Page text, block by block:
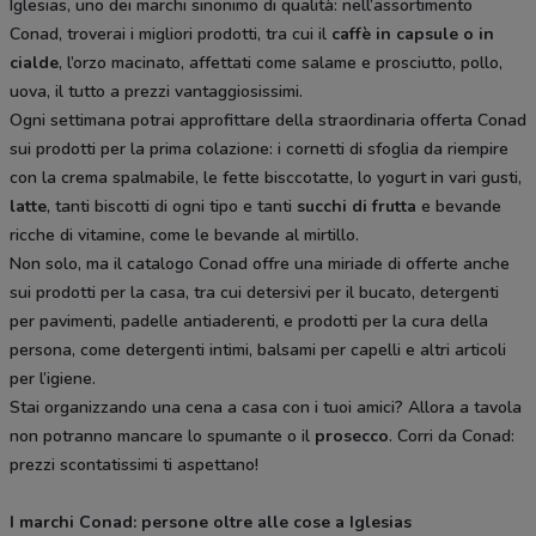
Iglesias, uno dei marchi sinonimo di qualità: nell’assortimento
Conad, troverai i migliori prodotti, tra cui il caffè in capsule o in
cialde, l’orzo macinato, affettati come salame e prosciutto, pollo,
uova, il tutto a prezzi vantaggiosissimi.
Ogni settimana potrai approfittare della straordinaria offerta Conad
sui prodotti per la prima colazione: i cornetti di sfoglia da riempire
con la crema spalmabile, le fette bisccotatte, lo yogurt in vari gusti,
latte, tanti biscotti di ogni tipo e tanti succhi di frutta e bevande
ricche di vitamine, come le bevande al mirtillo.
Non solo, ma il catalogo Conad offre una miriade di offerte anche
sui prodotti per la casa, tra cui detersivi per il bucato, detergenti
per pavimenti, padelle antiaderenti, e prodotti per la cura della
persona, come detergenti intimi, balsami per capelli e altri articoli
per l’igiene.
Stai organizzando una cena a casa con i tuoi amici? Allora a tavola
non potranno mancare lo spumante o il prosecco. Corri da Conad:
prezzi scontatissimi ti aspettano!
I marchi Conad: persone oltre alle cose a Iglesias